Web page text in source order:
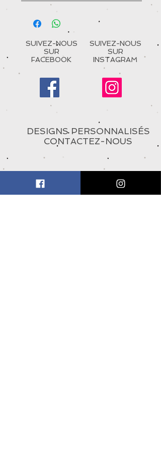
SUIVEZ-NOUS
SUR
FACEBOOK
SUIVEZ-NOUS
SUR
INSTAGRAM
DESIGNS PERSONNALISÉS
CONTACTEZ-NOUS